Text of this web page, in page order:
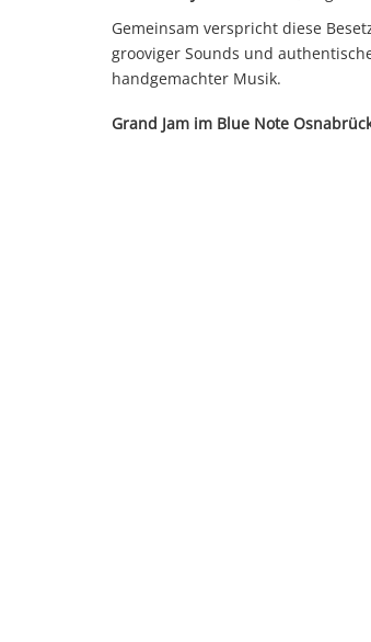
Gemeinsam verspricht diese
grooviger Sounds und
handgemachter Musik.
Grand Jam im Blue Note